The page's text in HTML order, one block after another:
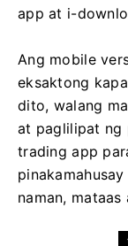
app at i-
Ang mobile
eksaktong
dito, walang
at paglilipat ng
trading app
naman,